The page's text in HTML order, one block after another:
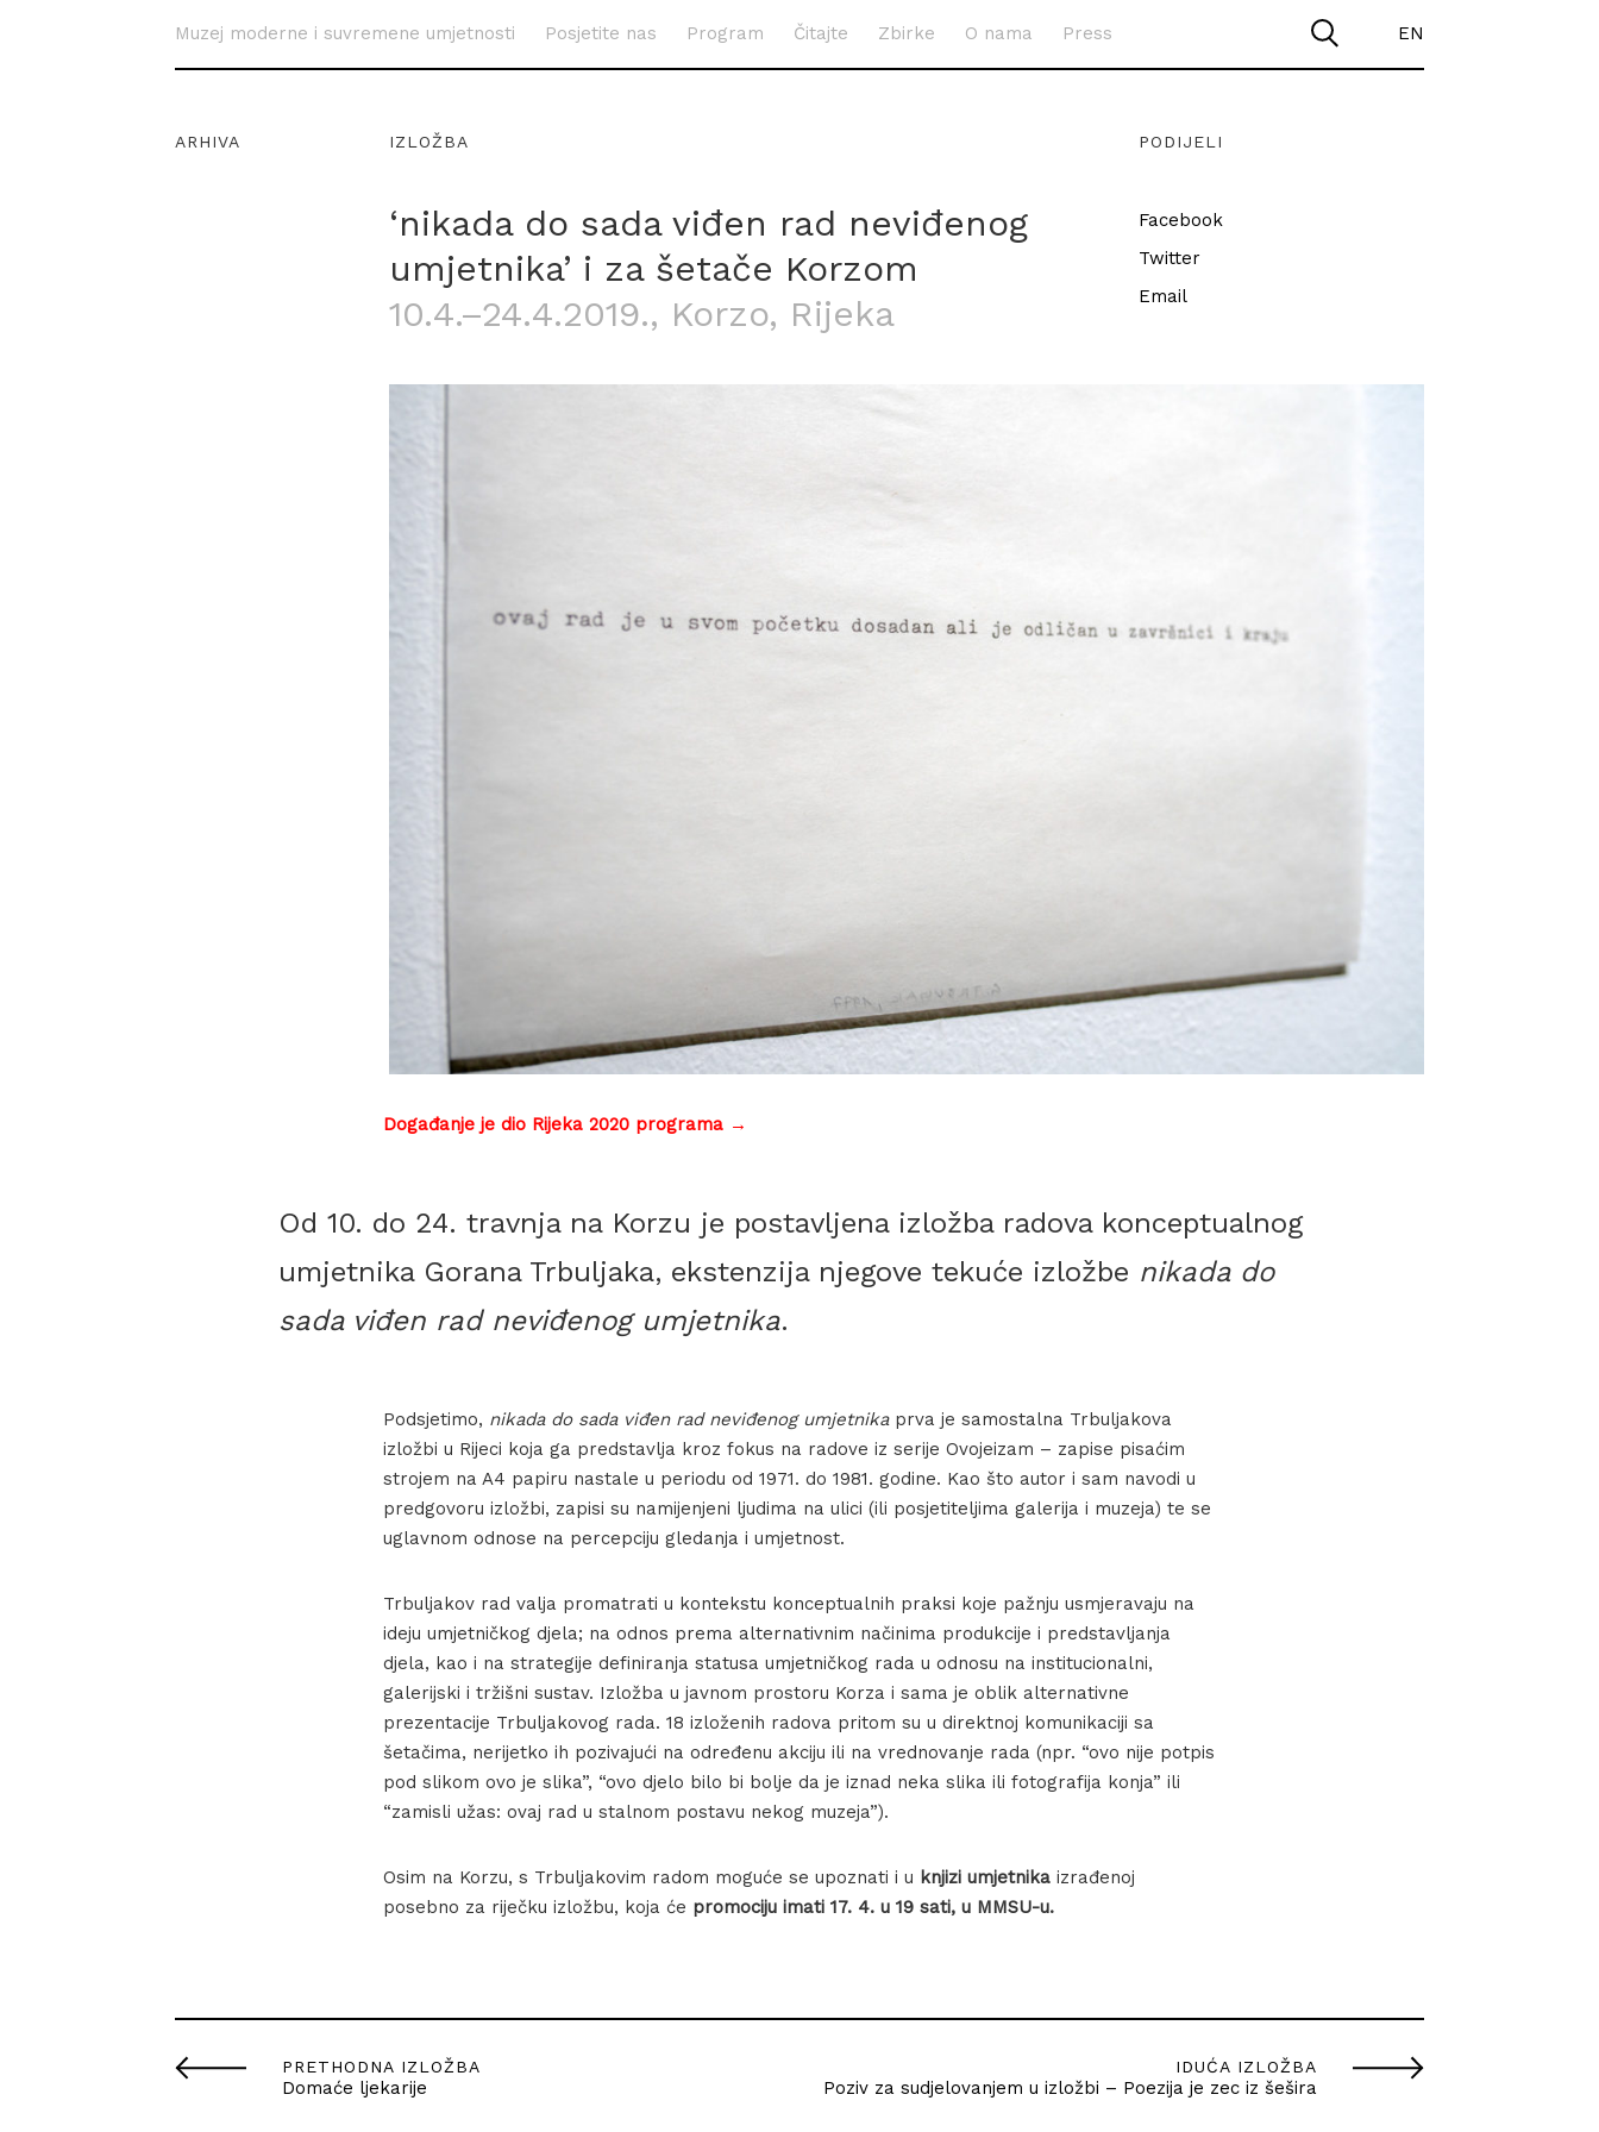
Muzej moderne i suvremene umjetnosti Posjetite nas Program Čitajte Zbirke O nama Press EN
ARHIVA IZLOŽBA PODIJELI
‘nikada do sada viđen rad neviđenog
umjetnika’ i za šetače Korzom
10.4.–24.4.2019., Korzo, Rijeka
Facebook
Twitter
Email
Događanje je dio Rijeka 2020 programa →
Od 10. do 24. travnja na Korzu je postavljena izložba radova konceptualnog
umjetnika Gorana Trbuljaka, ekstenzija njegove tekuće izložbe nikada do
sada viđen rad neviđenog umjetnika.
Podsjetimo, nikada do sada viđen rad neviđenog umjetnikaprva je samostalna Trbuljakova
izložbi u Rijeci koja ga predstavlja kroz fokus na radove iz serije Ovojeizam – zapise pisaćim
strojem na A4 papiru nastale u periodu od 1971. do 1981. godine. Kao što autor i sam navodi u
predgovoru izložbi, zapisi su namijenjeni ljudima na ulici (ili posjetiteljima galerija i muzeja) te se
uglavnom odnose na percepciju gledanja i umjetnost.
Trbuljakov rad valja promatrati u kontekstu konceptualnih praksi koje pažnju usmjeravaju na
ideju umjetničkog djela; na odnos prema alternativnim načinima produkcije i predstavljanja
djela, kao i na strategije definiranja statusa umjetničkog rada u odnosu na institucionalni,
galerijski i tržišni sustav. Izložba u javnom prostoru Korza i sama je oblik alternativne
prezentacije Trbuljakovog rada. 18 izloženih radova pritom su u direktnoj komunikaciji sa
šetačima, nerijetko ih pozivajući na određenu akciju ili na vrednovanje rada (npr. “ovo nije potpis
pod slikom ovo je slika”, “ovo djelo bilo bi bolje da je iznad neka slika ili fotografija konja” ili
“zamisli užas: ovaj rad u stalnom postavu nekog muzeja”).
Osim na Korzu, s Trbuljakovim radom moguće se upoznati i u knjizi umjetnika izrađenoj
posebno za riječku izložbu, koja će promociju imati 17. 4. u 19 sati, u MMSU-u.
PRETHODNA IZLOŽBA
Domaće ljekarije
IDUĆA IZLOŽBA
Poziv za sudjelovanjem u izložbi – Poezija je zec iz šešira